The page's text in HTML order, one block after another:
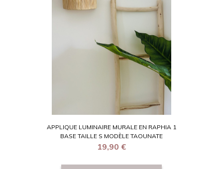
APPLIQUE LUMINAIRE MURALE EN RAPHIA 1
BASE TAILLE S MODÈLE TAOUNATE
19,90 €